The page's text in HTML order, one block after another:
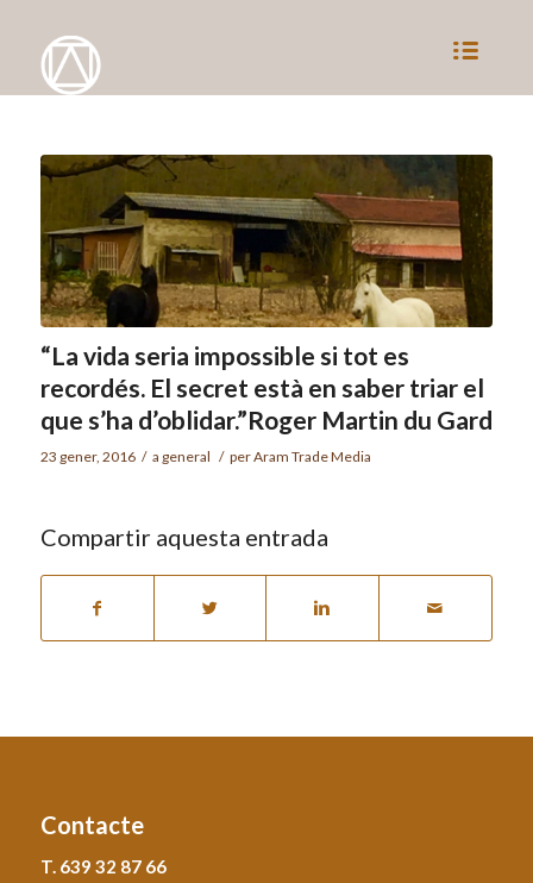
“La vida seria impossible si tot es
recordés. El secret està en saber triar el
que s’ha d’oblidar.”Roger Martin du Gard
23 gener, 2016 / a general / perAram Trade Media
Compartir aquesta entrada
Contacte
T. 639 32 87 66